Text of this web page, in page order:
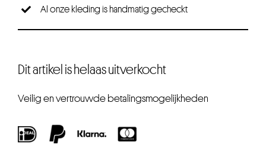
Al onze kleding is handmatig gecheckt
Dit artikel is helaas uitverkocht
Veilig en vertrouwde betalingsmogelijkheden